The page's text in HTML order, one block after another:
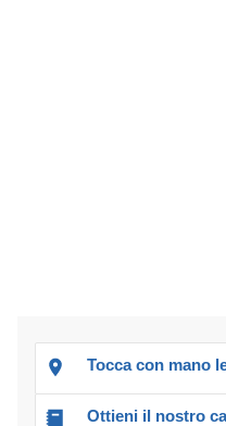
Tocca con mano le
Ottieni il nostro